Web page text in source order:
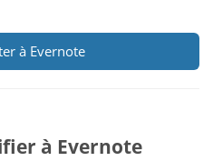
à Evernote
à Evernote